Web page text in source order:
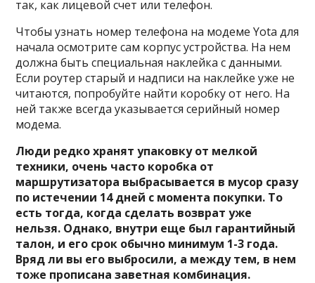
так, как лицевой счет или телефон.
Чтобы узнать номер телефона на модеме Yota для
начала осмотрите сам корпус устройства. На нем
должна быть специальная наклейка с данными.
Если роутер старый и надписи на наклейке уже не
читаются, попробуйте найти коробку от него. На
ней также всегда указывается серийный номер
модема.
Люди редко хранят упаковку от мелкой
техники, очень часто коробка от
маршрутизатора выбрасывается в мусор сразу
по истечении 14 дней с момента покупки. То
есть тогда, когда сделать возврат уже
нельзя. Однако, внутри еще был гарантийный
талон, и его срок обычно минимум 1-3 года.
Вряд ли вы его выбросили, а между тем, в нем
тоже прописана заветная комбинация.